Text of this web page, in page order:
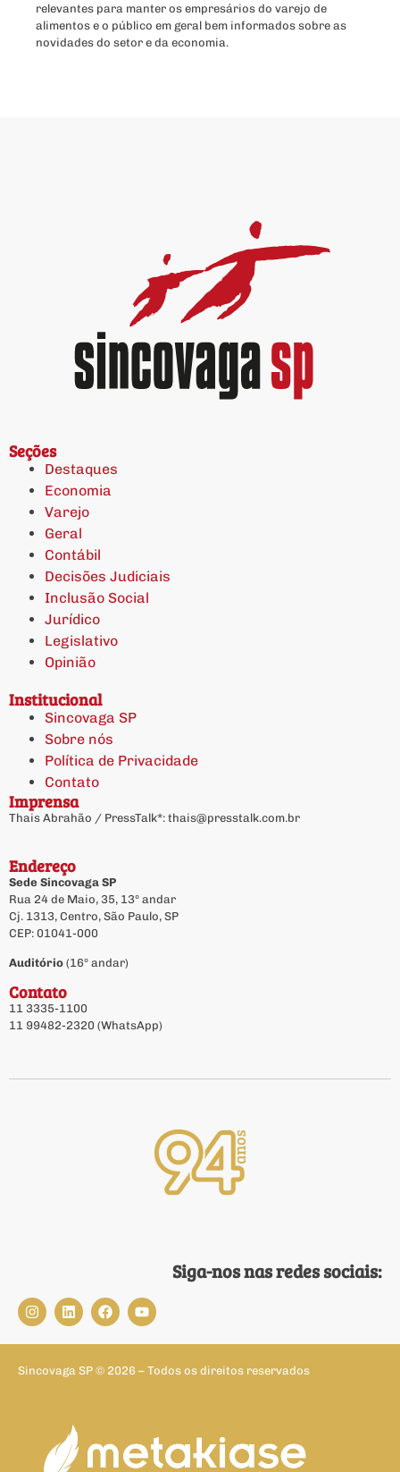
relevantes para manter os empresários do varejo de
alimentos e o público em geral bem informados sobre as
novidades do setor e da economia.
Seções
Destaques
Economia
Varejo
Geral
Contábil
Decisões Judiciais
Inclusão Social
Jurídico
Legislativo
Opinião
Institucional
Sincovaga SP
Sobre nós
Política de Privacidade
Contato
Imprensa
Thais Abrahão / PressTalk*: thais@presstalk.com.br
Endereço
Sede Sincovaga SP
Rua 24 de Maio, 35, 13º andar
Cj. 1313, Centro, São Paulo, SP
CEP: 01041-000
Auditório (16º andar)
Contato
11 3335-1100
11 99482-2320 (WhatsApp)
Siga-nos nas redes sociais:
Sincovaga SP © 2026 – Todos os direitos reservados